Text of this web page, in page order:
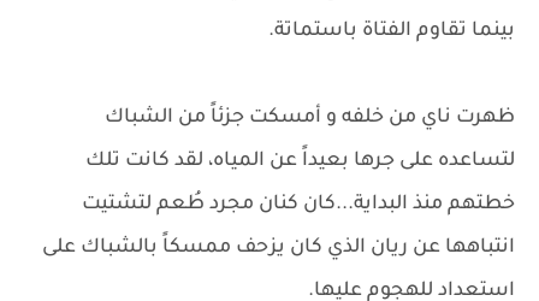
بينما تقاوم الفتاة باستماتة.
ظهرت ناي من خلفه و أمسكت جزئاً من الشباك
لتساعده على جرها بعيداً عن المياه، لقد كانت تلك
خطتهم منذ البداية...كان كنان مجرد طُعم لتشتيت
انتباهها عن ريان الذي كان يزحف ممسكاً بالشباك على
استعداد للهجوم عليها.